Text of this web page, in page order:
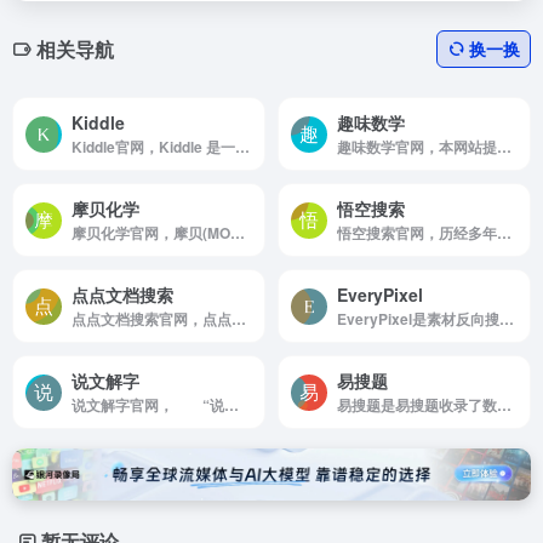
相关导航 换一换
Kiddle
Kiddle官网，Kiddle 是一款基于谷歌的安全搜索引擎，针对孩子们的上网行为和内容的可视化搜索引擎，解决父母担心孩子们在网上搜索的时候遇到不适合儿童观看的搜索结果。
趣味数学
趣味数学官网，本网站提供大量关于数学相关的如数学，圆周率，质数，合数，奇数，偶数，阶乘，约数，倍数，勾股数，房贷计算器，高考倒计时，节日倒计时，Unicode编码表，GB2312，UTF-8，BIG5等大量实用数据供查询和参考。
摩贝化学
摩贝化学官网，摩贝(MOLBASE)化学网是化学行业专业电商综合服务平台，整合海量优质化工供求信息如：化学产品，CAS号查询，化合物数据搜索，化工企业名录，结构式等行业信息，让化学品交易更简单。
悟空搜索
悟空搜索官网，历经多年，孙悟空网站已经发展成为由全球网站志愿者共同建设维护的开放式网站分类目录平台，为中小网站免费提供简单，快速，高效，持久的推广服务，为世界各地互联网爱好者分享互联网价值所在
点点文档搜索
点点文档搜索官网，点点文档搜索专注于提供在线工具应用，该搜索引擎提供专业文档搜索。聚合各大搜索引擎的结果并通过智能算法呈现给您，欢迎光临。
EveryPixel
EveryPixel是素材反向搜索，集合了50个图库图片，适合设计师
说文解字
说文解字官网， “说文解字”是一个致力于全文检索中国语言学和文字学的平台，用户可以根据拼音，部首，部件化学基查找想知道的文字。《说文解字》书名许慎这样解释道。然后，形式的声音，就意味着那是语言。文者，物象之本;字者，言孳乳而浸多也。」
易搜题
易搜题是易搜题收录了数百万的建筑工程、经济金融、会计财税、职业资格、职业资格、安全生产、特种作业、医药卫生、经济财会、执业医师以及一些常见的普通练习的题目题库供大家查询